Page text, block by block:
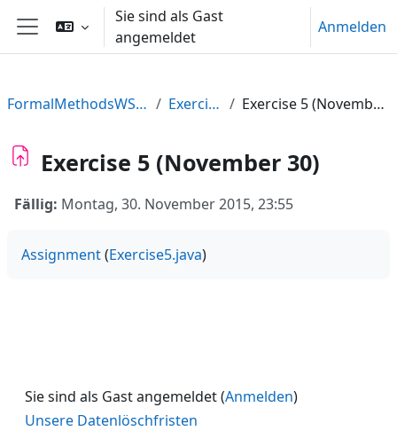
Zum Hauptinhalt
Website-Übersicht
Sie sind als Gast
angemeldet
Anmelden
FormalMethodsWS2015 Exercises Exercise 5 (November 30)
Exercise 5 (November 30)
Fällig: Montag, 30. November 2015, 23:55
Assignment(Exercise5.java)
Sie sind als Gast angemeldet (Anmelden)
Unsere Datenlöschfristen